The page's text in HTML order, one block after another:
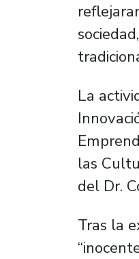
La
las
del Dr.
Tras la